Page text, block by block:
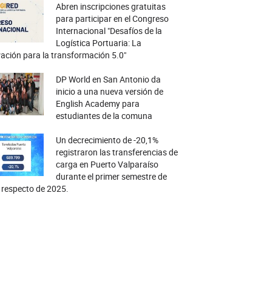
Abren inscripciones gratuitas
para participar en el Congreso
Internacional "Desafíos de la
Logística Portuaria: La
para la transformación 5.0"
DP World en San Antonio da
inicio a una nueva versión de
English Academy para
estudiantes de la comuna
Un decrecimiento de -20,1%
registraron las transferencias de
carga en Puerto Valparaíso
durante el primer semestre de
de 2025.